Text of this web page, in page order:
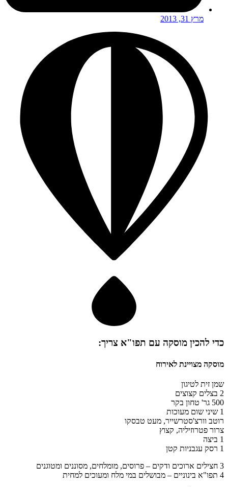
מרץ 31, 2013
כדי להכין מוסקה עם תפו"א צריך:
מוסקה מצויינת לאירוח
שמן זית לטיגון
2 בצלים קצוצים
500 גר' טחון בקר
1 שיני שום מעוכות
רוטב וורצ'סטרשייר, מעט טבסקו
צרור פטרוזיליה, קצוץ
1 ביצה
1 רסק עגבניות קטן
3 חצילים ארוכים ודקים – פרוסים, מומלחים, מסוננים ומטוגנים
4 תפו"א בינוניים – מבושלים במי מלח ומעוכים למחית